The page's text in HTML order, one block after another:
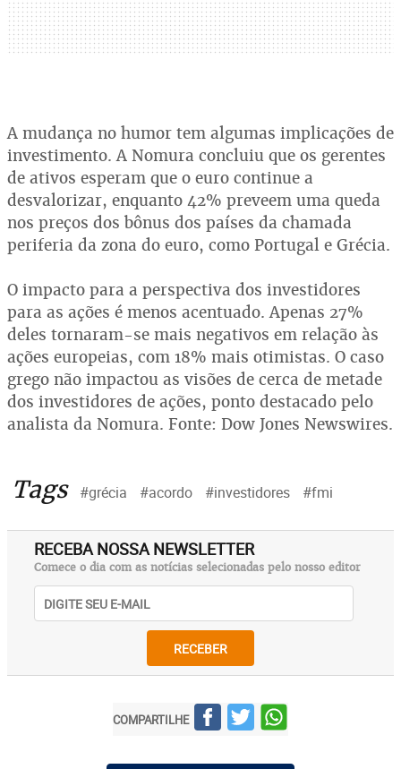
A mudança no humor tem algumas implicações de
investimento. A Nomura concluiu que os gerentes
de ativos esperam que o euro continue a
desvalorizar, enquanto 42% preveem uma queda
nos preços dos bônus dos países da chamada
periferia da zona do euro, como Portugal e Grécia.
O impacto para a perspectiva dos investidores
para as ações é menos acentuado. Apenas 27%
deles tornaram-se mais negativos em relação às
ações europeias, com 18% mais otimistas. O caso
grego não impactou as visões de cerca de metade
dos investidores de ações, ponto destacado pelo
analista da Nomura. Fonte: Dow Jones Newswires.
Tags #grécia #acordo #investidores #fmi
RECEBA NOSSA NEWSLETTER
Comece o dia com as notícias selecionadas pelo nosso editor
RECEBER
COMPARTILHE